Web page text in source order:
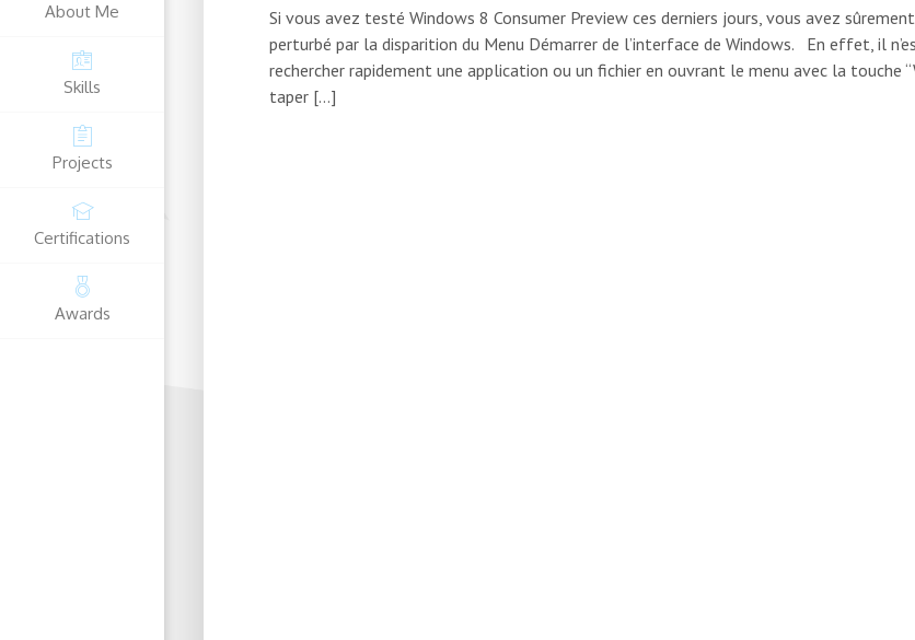
About Me
Skills
Projects
Certifications
Awards
Si vous avez testé Windows 8 Consumer Preview ces derniers jours, vous avez
perturbé par la disparition du Menu Démarrer de l’interface de Windows. En effet, il
rechercher rapidement une application ou un fichier en ouvrant le menu avec la touche
taper […]